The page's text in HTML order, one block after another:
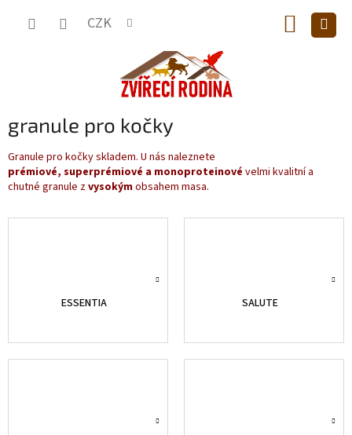
CZK
KOŠÍK
granule pro kočky
Granule pro kočky skladem. U nás naleznete
prémiové, superprémiové a monoproteinové velmi kvalitní a
chutné granule zvysokýmobsahem masa.
ESSENTIA SALUTE